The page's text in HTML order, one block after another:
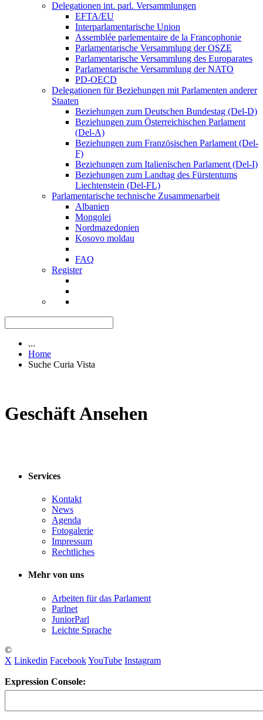
Delegationen int. parl. Versammlungen
EFTA/EU
Interparlamentarische Union
Assemblée parlementaire de la Francophonie
Parlamentarische Versammlung der OSZE
Parlamentarische Versammlung des Europarates
Parlamentarische Versammlung der NATO
PD-OECD
Delegationen für Beziehungen mit Parlamenten anderer
Staaten
Beziehungen zum Deutschen Bundestag (Del-D)
Beziehungen zum Österreichischen Parlament
(Del-A)
Beziehungen zum Französischen Parlament (Del-
F)
Beziehungen zum Italienischen Parlament (Del-I)
Beziehungen zum Landtag des Fürstentums
Liechtenstein (Del-FL)
Parlamentarische technische Zusammenarbeit
Albanien
Mongolei
Nordmazedonien
Kosovo moldau
FAQ
Register
...
Home
Suche Curia Vista
Geschäft Ansehen
Services
Kontakt
News
Agenda
Fotogalerie
Impressum
Rechtliches
Mehr von uns
Arbeiten für das Parlament
Parlnet
JuniorParl
Leichte Sprache
©
X Linkedin FacebookYouTube Instagram
Expression Console: